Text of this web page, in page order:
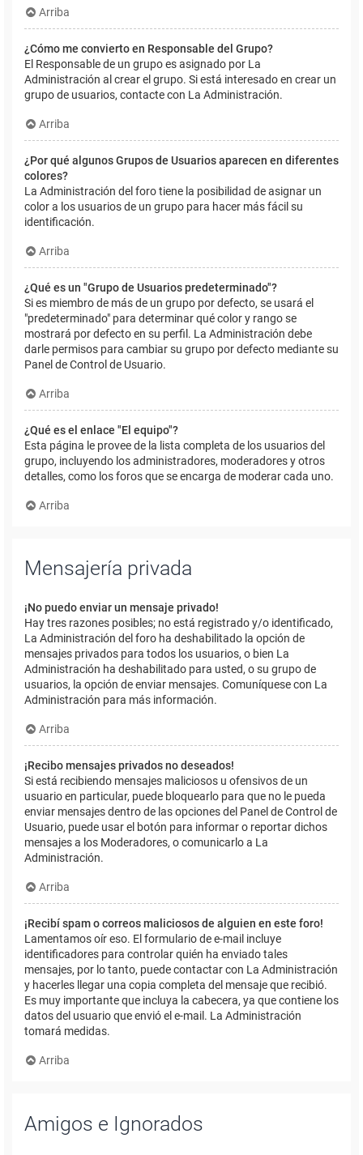
Arriba
¿Cómo me convierto en Responsable del Grupo?
El Responsable de un grupo es asignado por La
Administración al crear el grupo. Si está interesado en crear un
grupo de usuarios, contacte con La Administración.
Arriba
¿Por qué algunos Grupos de Usuarios aparecen en diferentes
colores?
La Administración del foro tiene la posibilidad de asignar un
color a los usuarios de un grupo para hacer más fácil su
identificación.
Arriba
¿Qué es un "Grupo de Usuarios predeterminado"?
Si es miembro de más de un grupo por defecto, se usará el
"predeterminado" para determinar qué color y rango se
mostrará por defecto en su perfil. La Administración debe
darle permisos para cambiar su grupo por defecto mediante su
Panel de Control de Usuario.
Arriba
¿Qué es el enlace "El equipo"?
Esta página le provee de la lista completa de los usuarios del
grupo, incluyendo los administradores, moderadores y otros
detalles, como los foros que se encarga de moderar cada uno.
Arriba
Mensajería privada
¡No puedo enviar un mensaje privado!
Hay tres razones posibles; no está registrado y/o identificado,
La Administración del foro ha deshabilitado la opción de
mensajes privados para todos los usuarios, o bien La
Administración ha deshabilitado para usted, o su grupo de
usuarios, la opción de enviar mensajes. Comuníquese con La
Administración para más información.
Arriba
¡Recibo mensajes privados no deseados!
Si está recibiendo mensajes maliciosos u ofensivos de un
usuario en particular, puede bloquearlo para que no le pueda
enviar mensajes dentro de las opciones del Panel de Control de
Usuario, puede usar el botón para informar o reportar dichos
mensajes a los Moderadores, o comunicarlo a La
Administración.
Arriba
¡Recibí spam o correos maliciosos de alguien en este foro!
Lamentamos oír eso. El formulario de e-mail incluye
identificadores para controlar quién ha enviado tales
mensajes, por lo tanto, puede contactar con La Administración
y hacerles llegar una copia completa del mensaje que recibió.
Es muy importante que incluya la cabecera, ya que contiene los
datos del usuario que envió el e-mail. La Administración
tomará medidas.
Arriba
Amigos e Ignorados